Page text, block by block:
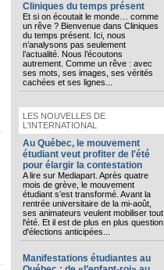
Cliniques du temps présent
Et si on écoutait le monde… comme
un rêve ? Bienvenue dans Cliniques
du temps présent. Ici, nous
n’analysons pas seulement
l’actualité. Nous l’écoutons
autrement. Comme un rêve : avec
ses mots, ses images, ses vérités
cachées et ses lignes...
LES NOUVELLES DE
L'INTERNATIONAL
Au Québec, le mouvement
étudiant veut profiter de l'été
pour élargir la contestation
A lire sur Mediapart. Après quatre
mois de grève, le mouvement
étudiant s’est transformé. Avant la
rentrée universitaire de la mi-août,
ses animateurs veulent mobiliser tout
l'été. Et il est de plus en plus question
d'élections anticipées...
Manifestations étudiantes au